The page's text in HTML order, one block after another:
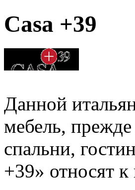
Casa +39
Данной
мебель, прежде
спальни,
+39» относят